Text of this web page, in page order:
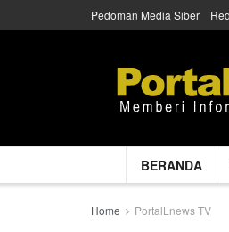
Pedoman Media Siber
BERANDA
Home PortalLnews TV